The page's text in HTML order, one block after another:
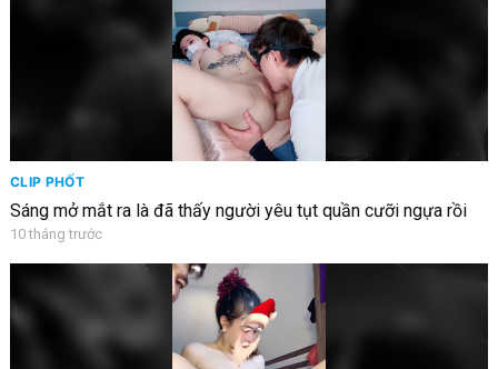
CLIP PHỐT
Sáng mở mắt ra là đã thấy người yêu tụt quần cưỡi ngựa rồi
10 tháng trước